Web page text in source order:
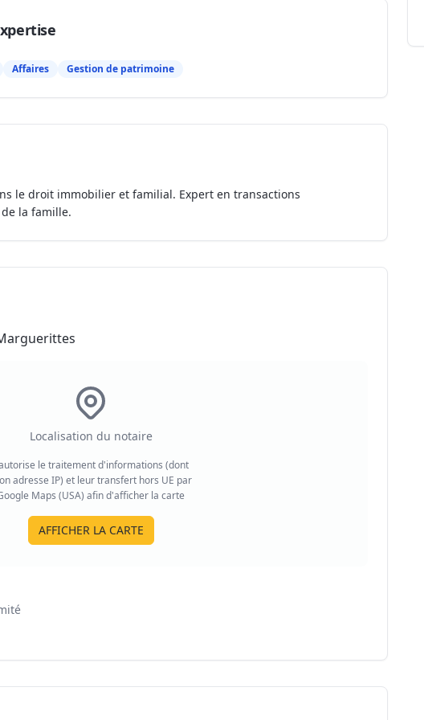
Affaires Gestion de patrimoine
le droit immobilier et familial. Expert en transactions
la famille.
Localisation du notaire
le traitement d'informations (dont
adresse IP) et leur transfert hors UE par
Maps (USA) afin d'afficher la carte
AFFICHER LA CARTE